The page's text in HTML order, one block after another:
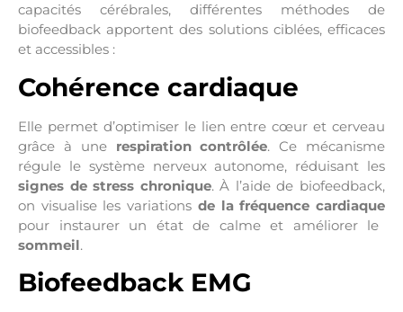
capacités cérébrales, différentes méthodes de
biofeedback apportent des solutions ciblées, efficaces
et accessibles :
Cohérence cardiaque
Elle permet d’optimiser le lien entre cœur et cerveau
grâce à une respiration contrôlée. Ce mécanisme
régule le système nerveux autonome, réduisant les
signes de stress chronique. À l’aide de biofeedback,
on visualise les variations de la fréquence cardiaque
pour instaurer un état de calme et améliorer le
sommeil.
Biofeedback EMG